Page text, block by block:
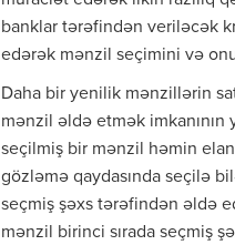
banklar tərəfindən veriləcək
edərək mənzil seçimini və
Daha bir yenilik mənzillərin
mənzil əldə etmək imkanının
seçilmiş bir mənzil həmin
gözləmə qaydasında seçilə
seçmiş şəxs tərəfindən əldə
mənzil birinci sırada seçmiş